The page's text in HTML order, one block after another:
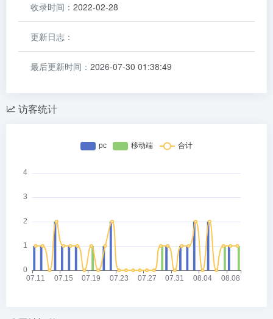
收录时间： 2022-02-28
更新日志：
最后更新时间： 2026-07-30 01:38:49
访客统计